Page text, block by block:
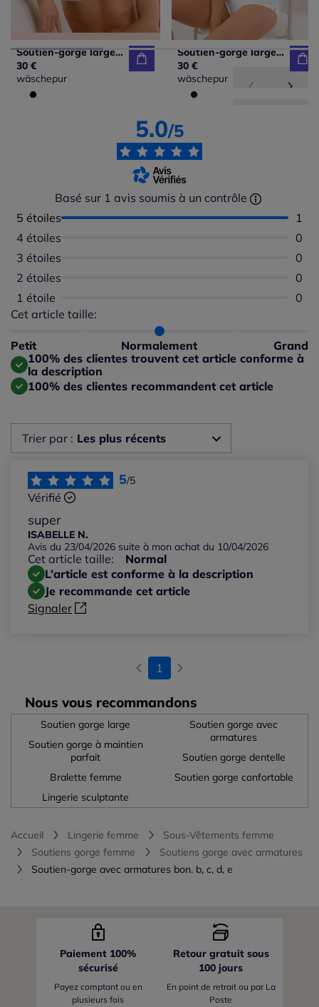
Soutien-gorge large sans armatures bon. b, c, d, e
30 €
wäschepur
Soutien-gorge large sans armatures bon. b, c, d, e
30 €
wäschepur
5.0/5
Basé sur 1 avis soumis à un contrôle
5 étoiles
1
4 étoiles
0
3 étoiles
0
2 étoiles
0
1 étoile
0
Cet article taille:
Petit Normalement Grand
Répartition du taillant selon les avis clients
Taille normalement : 100%
Taille grand : 0%
100% des clientes trouvent cet article conforme à
la description
100% des clientes recommandent cet article
Trier par : Les plus récents
Les plus récents
Notes les plus élevées
Notes les plus basses
5/5
Vérifié
super
ISABELLE N.
Avis du 23/04/2026 suite à mon achat du 10/04/2026
Cet article taille:
Normal
L’article est conforme à la description
Je recommande cet article
Signaler
1
Nous vous recommandons
Soutien gorge large
Soutien gorge à maintien
parfait
Soutien gorge avec
armatures
Soutien gorge dentelle
Bralette femme
Lingerie sculptante
Soutien gorge confortable
Accueil Lingerie femme
Sous-Vêtements femme
Soutiens gorge femme
Soutiens gorge avec armatures
Soutien-gorge avec armatures bon. b, c, d, e
Paiement 100%
sécurisé
Payez comptant ou en
plusieurs fois
Retour gratuit sous
100 jours
En point de retrait ou par La
Poste